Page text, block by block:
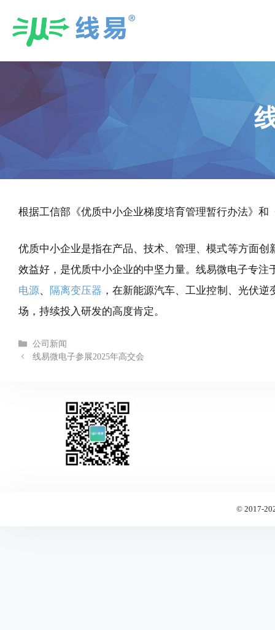
根据工信部《优质中小企业梯度培育管理暂行办法》
优质中小企业是指在产品、技术、管理、模式等方面
效益好，是优质中小企业的中坚力量。线易微电子专
电源、 隔离变压器 ，在新能源汽车、工业控制、光伏
场，持续投入研发的高度肯定。
Categories
公司新闻
线易微电子参展2025年高交会
© 2017-